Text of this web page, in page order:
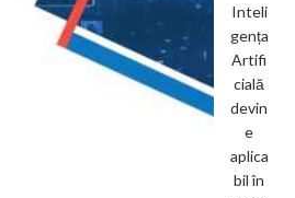
Inteli
gența
Artifi
cială
devin
e
aplica
bil în